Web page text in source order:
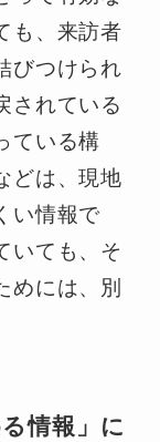
も、来訪者
びつけられ
されている
ている構
どは、現地
い情報で
いても、そ
めには、別
情報」に